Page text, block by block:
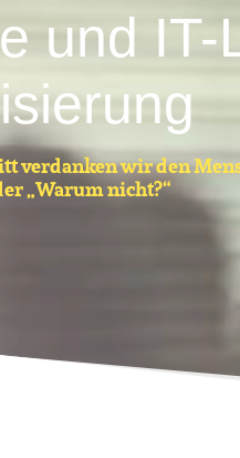
und IT-
verdanken wir den
„Warum nicht?“